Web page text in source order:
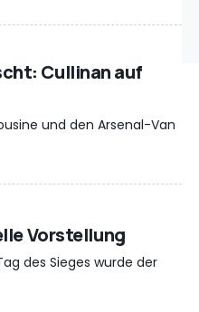
Cullinan auf
und den Arsenal-Van
Vorstellung
des Sieges wurde der